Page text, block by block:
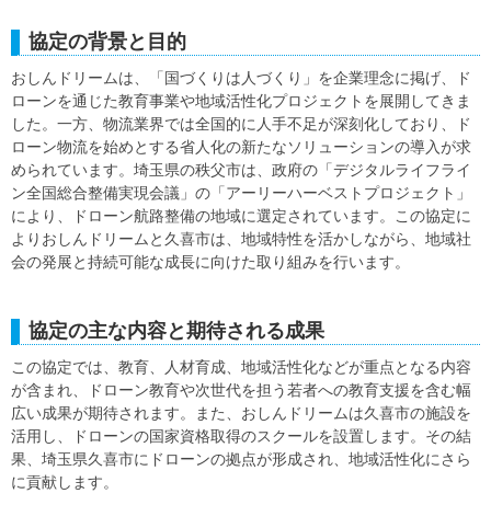
協定の背景と目的
おしんドリームは、「国づくりは人づくり」を企業理念に掲げ、ド
ローンを通じた教育事業や地域活性化プロジェクトを展開してきま
した。一方、物流業界では全国的に人手不足が深刻化しており、ド
ローン物流を始めとする省人化の新たなソリューションの導入が求
められています。埼玉県の秩父市は、政府の「デジタルライフライ
ン全国総合整備実現会議」の「アーリーハーベストプロジェクト」
により、ドローン航路整備の地域に選定されています。この協定に
よりおしんドリームと久喜市は、地域特性を活かしながら、地域社
会の発展と持続可能な成長に向けた取り組みを行います。
協定の主な内容と期待される成果
この協定では、教育、人材育成、地域活性化などが重点となる内容
が含まれ、ドローン教育や次世代を担う若者への教育支援を含む幅
広い成果が期待されます。また、おしんドリームは久喜市の施設を
活用し、ドローンの国家資格取得のスクールを設置します。その結
果、埼玉県久喜市にドローンの拠点が形成され、地域活性化にさら
に貢献します。